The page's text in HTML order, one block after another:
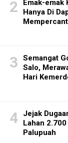
Emak-emak
Hanya Di
Semangat
Salo,
Hari
Jejak
Lahan
Palupuah